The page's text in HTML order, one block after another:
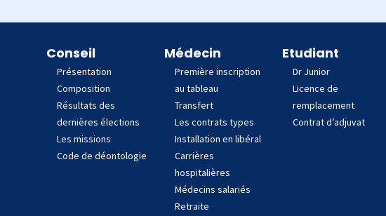
Conseil
Présentation
Composition
Résultats des
dernières élections
Les missions
Code de déontologie
Médecin
Première inscription
au tableau
Transfert
Les contrats types
Installation en libéral
Carrières
hospitalières
Médecins salariés
Retraite
Etudiant
Dr Junior
Licence de
remplacement
Contrat d’adjuvat